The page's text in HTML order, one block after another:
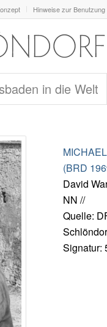
Hinweise zur Benutzung
in die Welt
(BRD
David
NN //
Quelle:
Signatur: